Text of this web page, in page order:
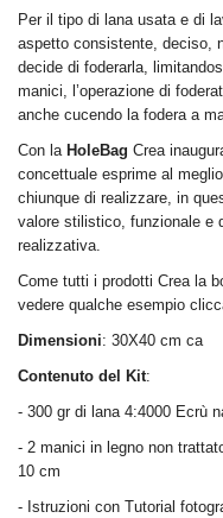
Per il tipo di lana usata e di
aspetto consistente, deciso,
decide di foderarla,
manici, l’operazione di
anche cucendo la fodera a
Con la HoleBag Crea
concettuale esprime al
chiunque di realizzare, in
valore stilistico, funzionale e
realizzativa.
Come tutti i prodotti Crea la
vedere qualche esempio
Dimensioni: 30X40 cm ca
Contenuto del Kit:
- 300 gr di lana 4:4000 Ecrù
- 2 manici in legno non
10 cm
- Istruzioni con Tutorial